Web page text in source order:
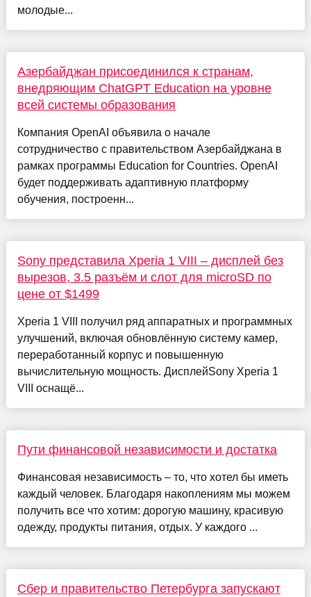
молодые...
Азербайджан присоединился к странам,
внедряющим ChatGPT Education на уровне
всей системы образования
Компания OpenAI объявила о начале
сотрудничество с правительством Азербайджана в
рамках программы Education for Countries. OpenAI
будет поддерживать адаптивную платформу
обучения, построенн...
Sony представила Xperia 1 VIII – дисплей без
вырезов, 3.5 разъём и слот для microSD по
цене от $1499
Xperia 1 VIII получил ряд аппаратных и программных
улучшений, включая обновлённую систему камер,
переработанный корпус и повышенную
вычислительную мощность. ДисплейSony Xperia 1
VIII оснащё...
Пути финансовой независимости и достатка
Финансовая независимость – то, что хотел бы иметь
каждый человек. Благодаря накоплениям мы можем
получить все что хотим: дорогую машину, красивую
одежду, продукты питания, отдых. У каждого ...
Сбер и правительство Петербурга запускают